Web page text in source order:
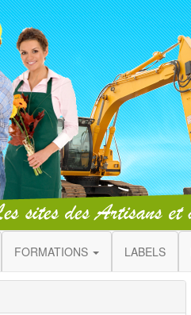
FORMATIONS LABELS